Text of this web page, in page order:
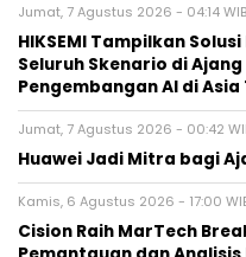
Jumat, 7 Agustus 2026 - 04:14 WIB
HIKSEMI Tampilkan
Seluruh Skenario di
Pengembangan AI di
Jumat, 7 Agustus 2026 - 00:42
Huawei Jadi Mitra bagi
Kamis, 6 Agustus 2026 - 17:00
Cision Raih MarTech